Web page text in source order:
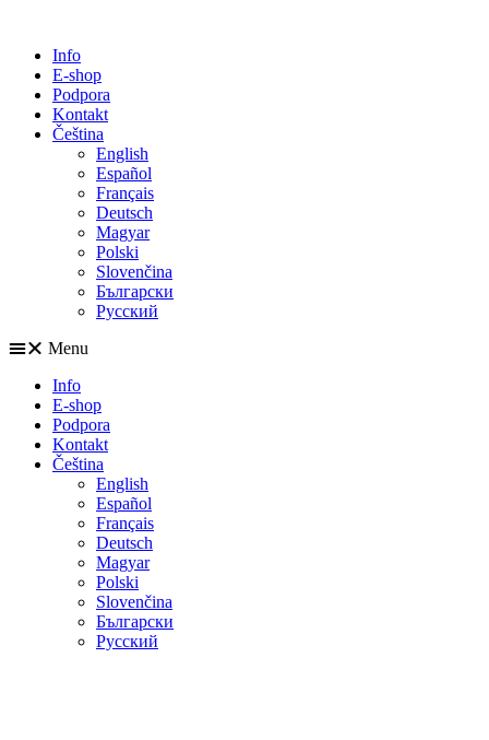
Info
E-shop
Podpora
Kontakt
Čeština
English
Español
Français
Deutsch
Magyar
Polski
Slovenčina
Български
Русский
Menu
Info
E-shop
Podpora
Kontakt
Čeština
English
Español
Français
Deutsch
Magyar
Polski
Slovenčina
Български
Русский